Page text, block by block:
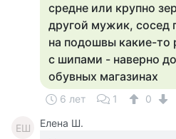
средне или крупно
другой мужик, сосед
на подошвы какие-то
с шипами - наверно
обувных магазинах
6 лет 1 0
ЕШ Елена Ш.